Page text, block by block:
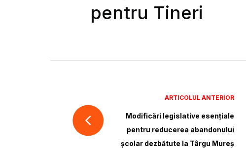
pentru Tineri
ARTICOLUL ANTERIOR
Modificări legislative esențiale
pentru reducerea abandonului
școlar dezbătute la Târgu Mureș